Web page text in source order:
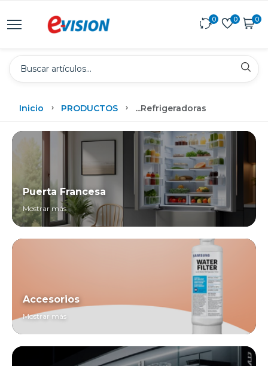
0 0 0
Inicio PRODUCTOS ...Refrigeradoras
Puerta Francesa
Mostrar más
Accesorios
Mostrar más